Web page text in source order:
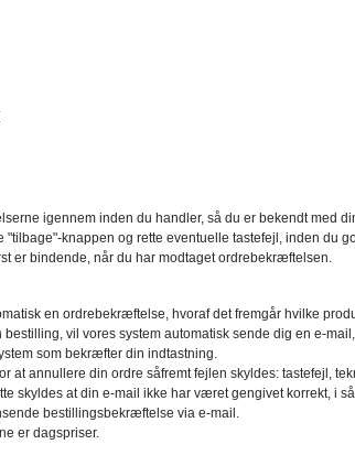
igennem inden du handler, så du er bekendt med
"tilbage"-knappen og rette eventuelle tastefejl, inden du
er bindende, når du har modtaget ordrebekræftelsen.
en ordrebekræftelse, hvoraf det fremgår hvilke
vil vores system automatisk sende dig en e-
som bekræfter din indtastning.
at annullere din ordre såfremt fejlen skyldes: tastefejl,
skyldes at din e-mail ikke har været gengivet korrekt, i
bestillingsbekræftelse via e-mail.
er dagspriser.